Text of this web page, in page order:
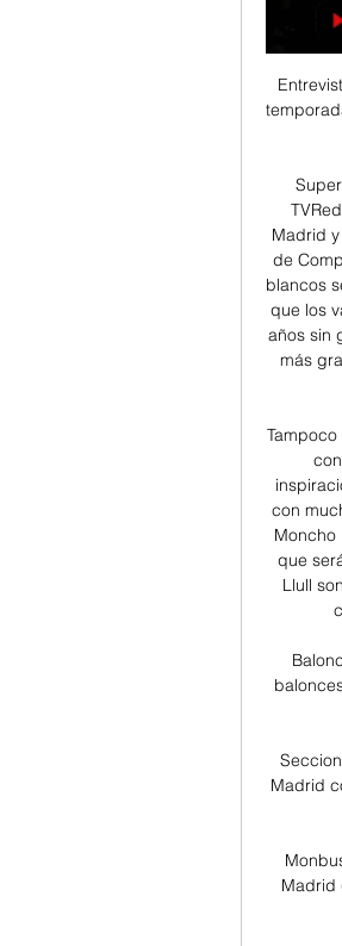
Madrid
de
blancos
que los
años sin
más
con
Moncho
que
Llull
Madrid
Madrid